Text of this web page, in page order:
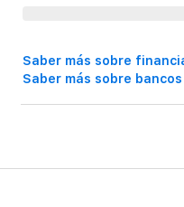
Saber más sobre
Saber más sobre